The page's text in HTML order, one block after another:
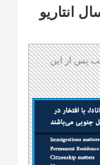
انتاریو
پس از این